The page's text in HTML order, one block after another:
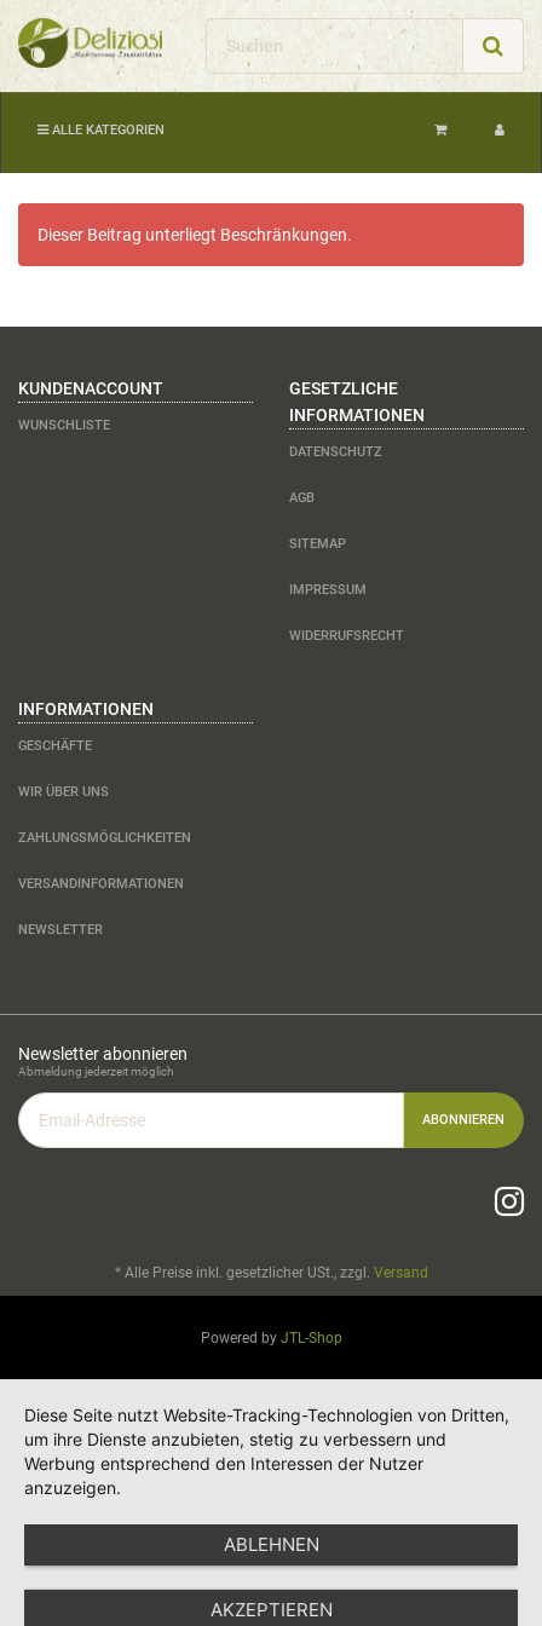
ALLE KATEGORIEN
Dieser Beitrag unterliegt Beschränkungen.
KUNDENACCOUNT
WUNSCHLISTE
GESETZLICHE
INFORMATIONEN
DATENSCHUTZ
AGB
SITEMAP
IMPRESSUM
WIDERRUFSRECHT
INFORMATIONEN
GESCHÄFTE
WIR ÜBER UNS
ZAHLUNGSMÖGLICHKEITEN
VERSANDINFORMATIONEN
NEWSLETTER
Newsletter abonnieren
Abmeldung jederzeit möglich
Email-
Adresse
ABONNIEREN
*Alle Preise inkl. gesetzlicher USt., zzgl. Versand
Powered by JTL-Shop
Diese Seite nutzt Website-Tracking-Technologien von Dritten,
um ihre Dienste anzubieten, stetig zu verbessern und
Werbung entsprechend den Interessen der Nutzer
anzuzeigen.
ABLEHNEN
AKZEPTIEREN